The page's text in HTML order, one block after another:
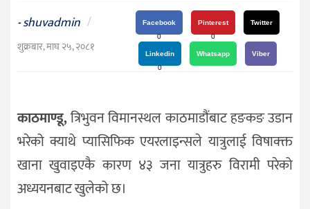
संस्कृति
विचार
-shuvadmin /
शुक्रबार, माघ २५, २०८१
Facebook
0
Pinterest
0
Twitter
Linkedin
0
Whatsapp Viber
काठमाण्डू,त्रिभुवन विमानस्थल काठमाडौंबाट हङकङ उडान
भरेको क्याथे प्यासिफिक एयरलाइन्सले यात्रुलाई विषाक्क्त
खाना खुवाइएकै कारण ४३ जना यात्रुहरु विरामी परेको
अध्ययनबाट खुलेको छ।